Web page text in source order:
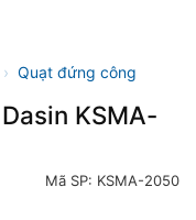
› Quạt đứng công
KSMA-
Mã SP: KSMA-2050